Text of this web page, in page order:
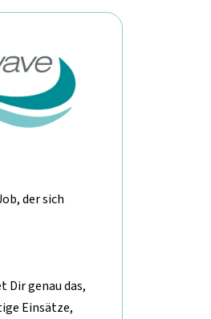
der sich
Dir genau das,
Einsätze,